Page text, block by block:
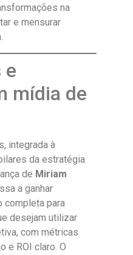
na
e mensurar
e
mídia de
integrada à
da estratégia
de Miriam
a ganhar
completa para
desejam utilizar
com métricas
e ROI claro. O